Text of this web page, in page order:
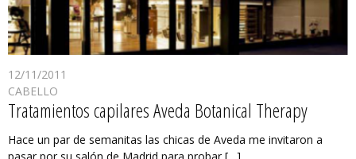
12/11/2011
CABELLO
Tratamientos capilares Aveda Botanical Therapy
Hace un par de semanitas las chicas de Aveda me invitaron a